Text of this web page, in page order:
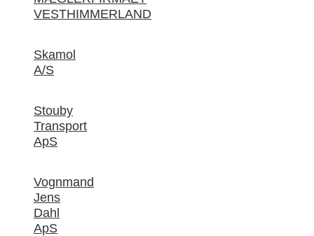
VESTHIMMERLAND
Skamol
A/S
Stouby
Transport
ApS
Vognmand
Jens
Dahl
ApS